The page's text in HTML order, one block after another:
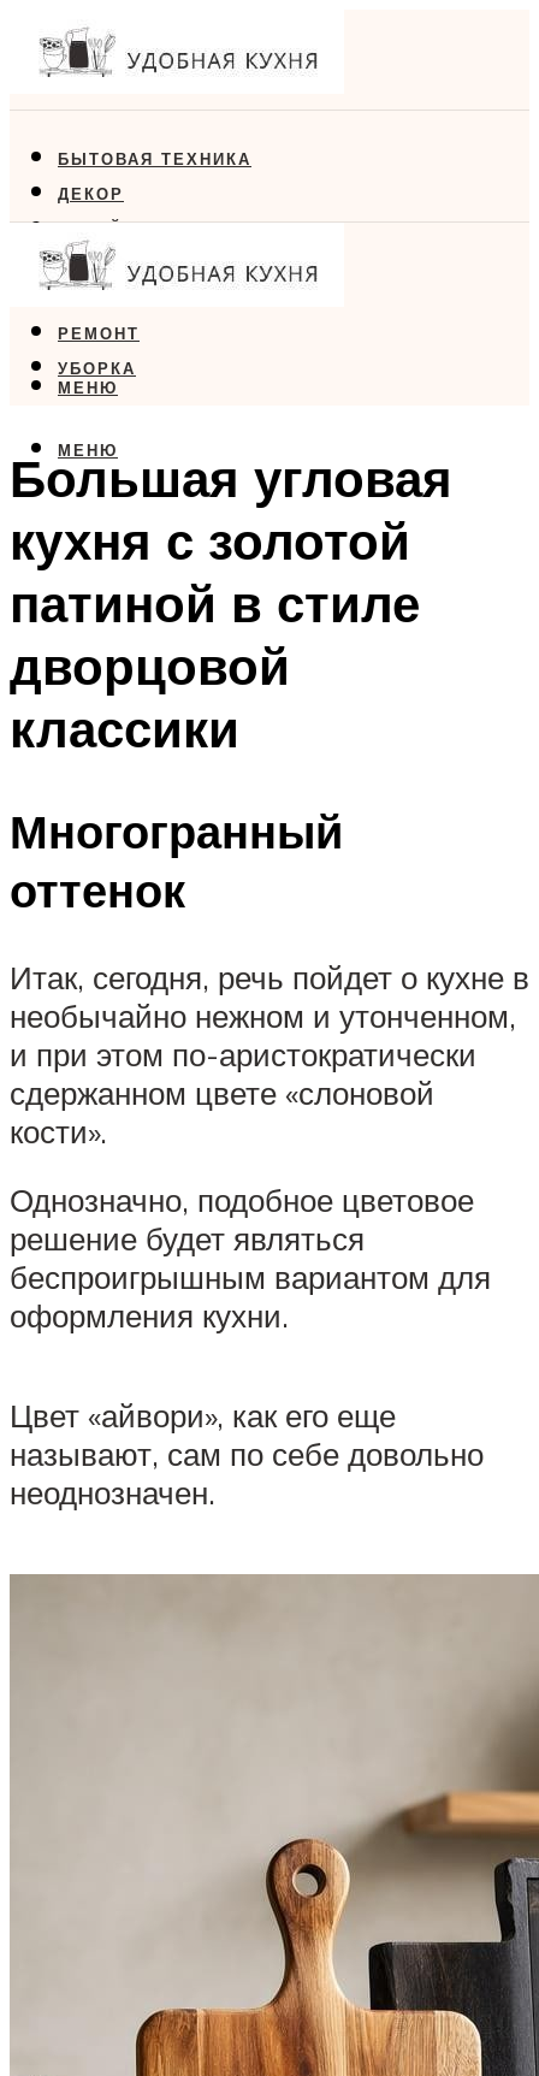
БЫТОВАЯ ТЕХНИКА
ДЕКОР
ДИЗАЙН
ЕДА
РЕМОНТ
УБОРКА
МЕНЮ
МЕНЮ
Большая угловая
кухня с золотой
патиной в стиле
дворцовой
классики
Многогранный
оттенок
Итак, сегодня, речь пойдет о кухне в
необычайно нежном и утонченном,
и при этом по-аристократически
сдержанном цвете «слоновой
кости».
Однозначно, подобное цветовое
решение будет являться
беспроигрышным вариантом для
оформления кухни.
Цвет «айвори», как его еще
называют, сам по себе довольно
неоднозначен.